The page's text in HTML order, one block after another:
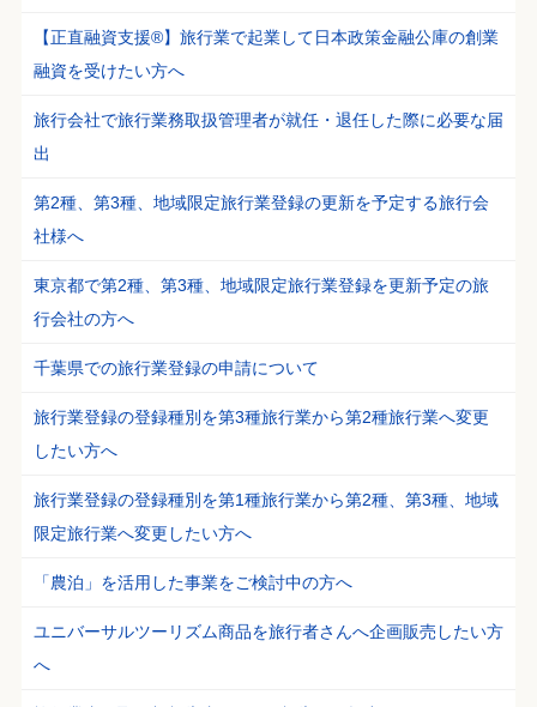
【正直融資支援®】旅行業で起業して日本政策金融公庫の創業
融資を受けたい方へ
旅行会社で旅行業務取扱管理者が就任・退任した際に必要な届
出
第2種、第3種、地域限定旅行業登録の更新を予定する旅行会
社様へ
東京都で第2種、第3種、地域限定旅行業登録を更新予定の旅
行会社の方へ
千葉県での旅行業登録の申請について
旅行業登録の登録種別を第3種旅行業から第2種旅行業へ変更
したい方へ
旅行業登録の登録種別を第1種旅行業から第2種、第3種、地域
限定旅行業へ変更したい方へ
「農泊」を活用した事業をご検討中の方へ
ユニバーサルツーリズム商品を旅行者さんへ企画販売したい方
へ